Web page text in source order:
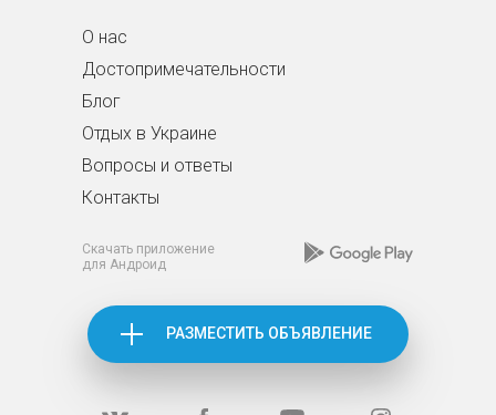
О нас
Достопримечательности
Блог
Отдых в Украине
Вопросы и ответы
Контакты
Скачать приложение
для Андроид
РАЗМЕСТИТЬ ОБЪЯВЛЕНИЕ